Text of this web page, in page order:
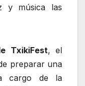
y música las
TxikiFest, el
preparar una
cargo de la